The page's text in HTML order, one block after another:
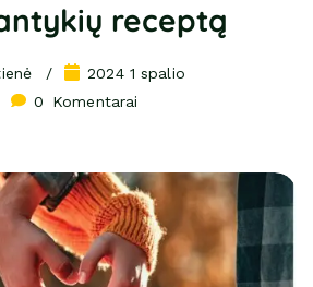
receptą
2024 1 spalio
0
Komentarai